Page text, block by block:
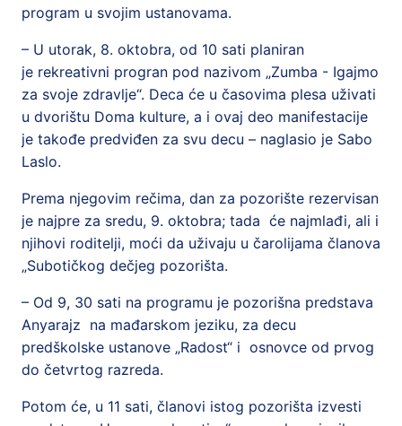
program u svojim ustanovama.
– U utorak, 8. oktobra, od 10 sati planiran
je rekreativni progran pod nazivom „Zumba - Igajmo
za svoje zdravlje“. Deca će u časovima plesa uživati
u dvorištu Doma kulture, a i ovaj deo manifestacije
je takođe predviđen za svu decu – naglasio je Sabo
Laslo.
Prema njegovim rečima, dan za pozorište rezervisan
je najpre za sredu, 9. oktobra; tada će najmlađi, ali i
njihovi roditelji, moći da uživaju u čarolijama članova
„Subotičkog dečjeg pozorišta.
– Od 9, 30 sati na programu je pozorišna predstava
Anyarajz na mađarskom jeziku, za decu
predškolske ustanove „Radost“ i osnovce od prvog
do četvrtog razreda.
Potom će, u 11 sati, članovi istog pozorišta izvesti